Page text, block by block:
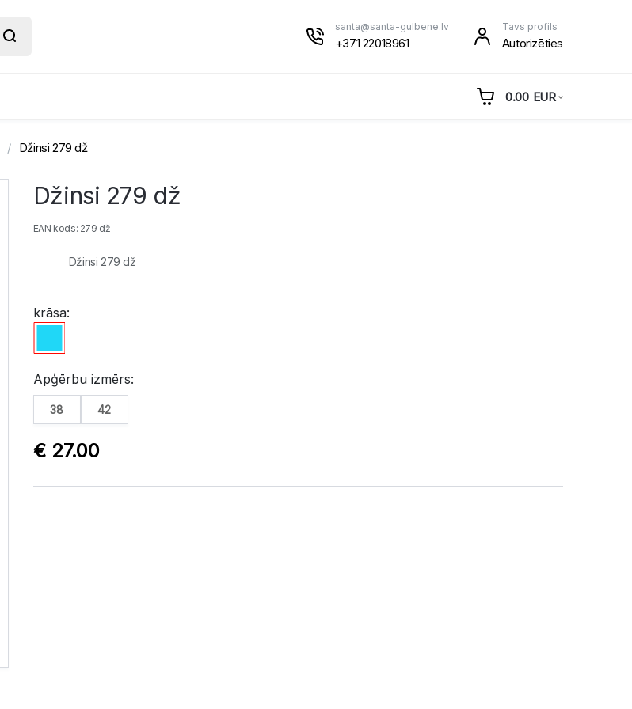
santa@santa-gulbene.lv
+371 22018961
Tavs profils
Autorizēties
0.00 EUR
Džinsi 279 dž
Džinsi 279 dž
EAN kods: 279 dž
Džinsi 279 dž
krāsa:
Apģērbu izmērs:
38 42
€ 27.00